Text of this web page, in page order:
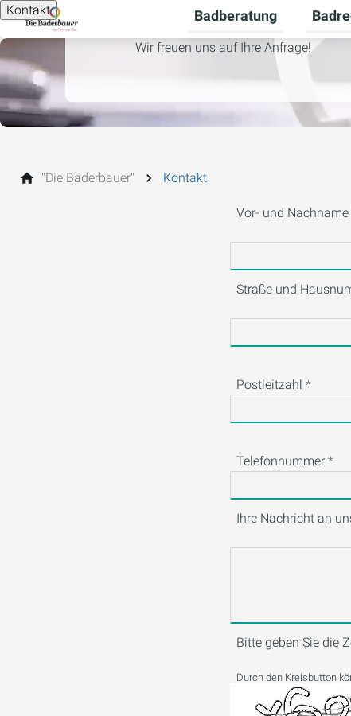
Kontakt Badberatung
Wir freuen uns auf Ihre Anfrage!
"Die Bäderbauer" Kontakt
Vor- und Nachname
Straße und
Postleitzahl
Telefonnummer
Ihre Nachricht an
Bitte geben Sie die
Durch den Kreisbutton